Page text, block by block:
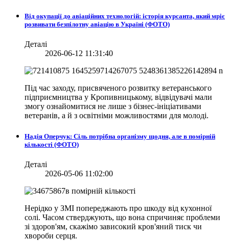
Від окупації до авіаційних технологій: історія курсанта, який мріє
розвивати безпілотну авіацію в Україні (ФОТО)
Деталі
2026-06-12 11:31:40
Під час заходу, присвяченого розвитку ветеранського
підприємництва у Кропивницькому, відвідувачі мали
змогу ознайомитися не лише з бізнес-ініціативами
ветеранів, а й з освітніми можливостями для молоді.
Надія Оперчук: Сіль потрібна організму щодня, але в помірній
кількості (ФОТО)
Деталі
2026-05-06 11:02:00
Нерідко у ЗМІ попереджають про шкоду від кухонної
солі. Часом стверджують, що вона спричиняє проблеми
зі здоров'ям, скажімо зависокий кров'яний тиск чи
хвороби серця.